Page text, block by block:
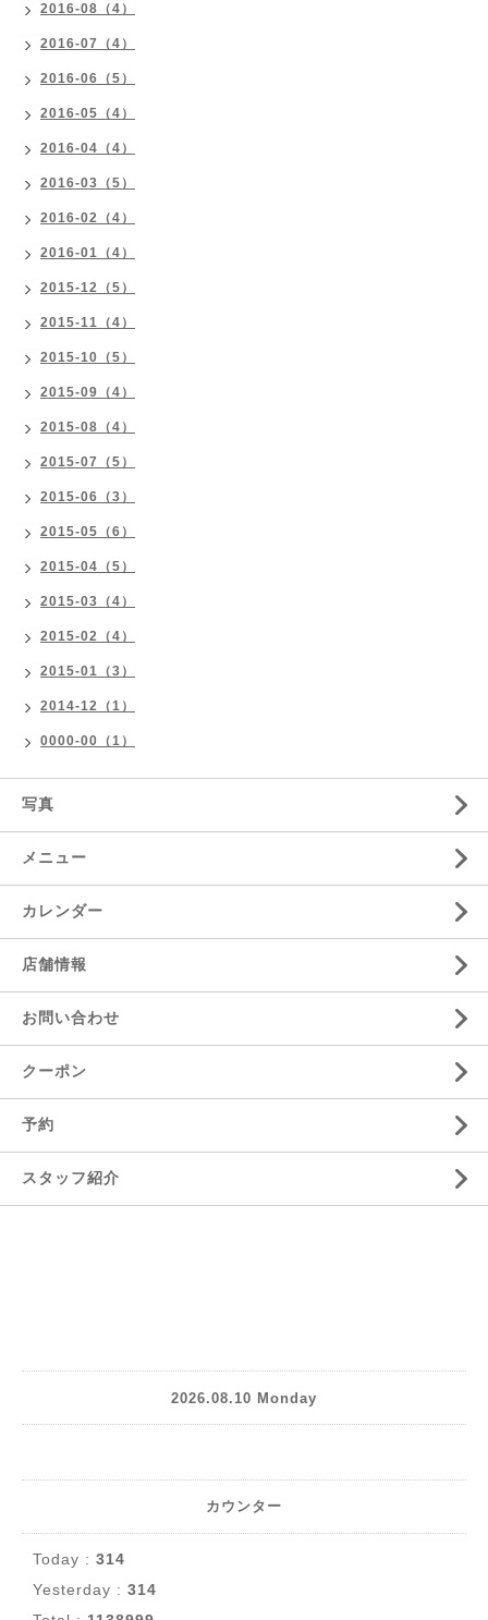
2016-08（4）
2016-07（4）
2016-06（5）
2016-05（4）
2016-04（4）
2016-03（5）
2016-02（4）
2016-01（4）
2015-12（5）
2015-11（4）
2015-10（5）
2015-09（4）
2015-08（4）
2015-07（5）
2015-06（3）
2015-05（6）
2015-04（5）
2015-03（4）
2015-02（4）
2015-01（3）
2014-12（1）
0000-00（1）
写真
メニュー
カレンダー
店舗情報
お問い合わせ
クーポン
予約
スタッフ紹介
2026.08.10 Monday
カウンター
Today : 314
Yesterday : 314